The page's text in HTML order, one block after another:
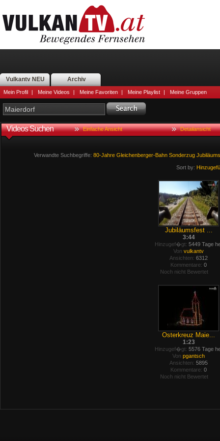
Vulkantv NEU Archiv
Mein Profil | Meine Videos | Meine Favoriten | Meine Playlist | Meine Gruppen
Videos Suchen Einfache Ansicht Detailansicht
Verwandte Suchbegriffe: 80-Jahre Gleichenberger-Bahn Sonderzug
Sort by:
Jubiläumsfest ...
3:44
Hinzugef�gt: 5449 Tage
Von vulkantv
Ansichten: 6312
Kommentare: 0
Noch nicht Bewertet
Osterkreuz Maie...
1:23
Hinzugef�gt: 5576 Tage
Von pgantsch
Ansichten: 5895
Kommentare: 0
Noch nicht Bewertet